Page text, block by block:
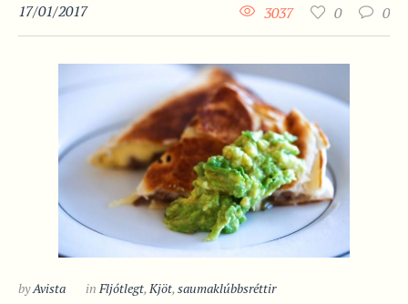
17/01/2017 0
0
3037
byAvista in Fljótlegt,Kjöt,saumaklúbbsréttir